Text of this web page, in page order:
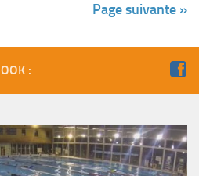
Page suivante »
: